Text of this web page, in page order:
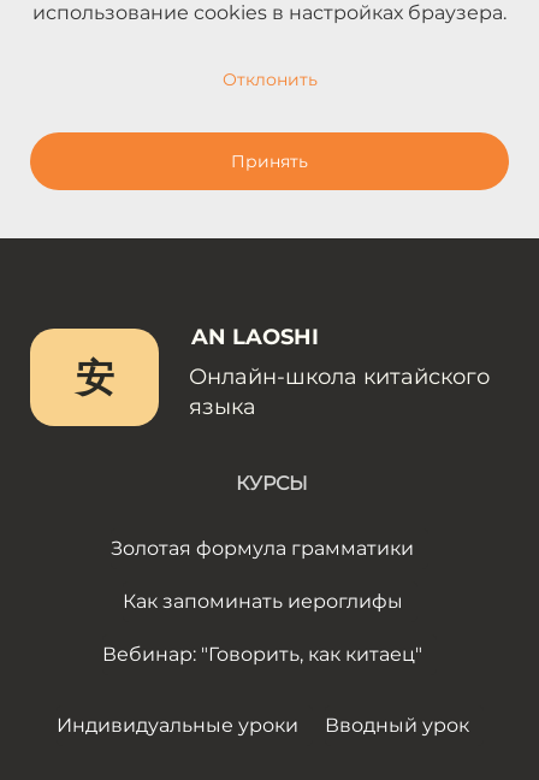
использование cookies в настройках браузера.
Отклонить
Принять
安
AN LAOSHI
Онлайн-школа китайского
языка
КУРСЫ
Золотая формула грамматики
Как запоминать иероглифы
Вебинар: "Говорить, как китаец"
Индивидуальные уроки Вводный урок